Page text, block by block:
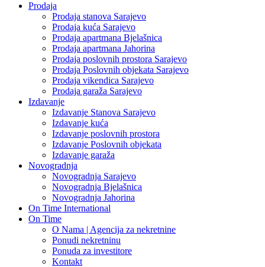
Prodaja
Prodaja stanova Sarajevo
Prodaja kuća Sarajevo
Prodaja apartmana Bjelašnica
Prodaja apartmana Jahorina
Prodaja poslovnih prostora Sarajevo
Prodaja Poslovnih objekata Sarajevo
Prodaja vikendica Sarajevo
Prodaja garaža Sarajevo
Izdavanje
Izdavanje Stanova Sarajevo
Izdavanje kuća
Izdavanje poslovnih prostora
Izdavanje Poslovnih objekata
Izdavanje garaža
Novogradnja
Novogradnja Sarajevo
Novogradnja Bjelašnica
Novogradnja Jahorina
On Time International
On Time
O Nama | Agencija za nekretnine
Ponudi nekretninu
Ponuda za investitore
Kontakt